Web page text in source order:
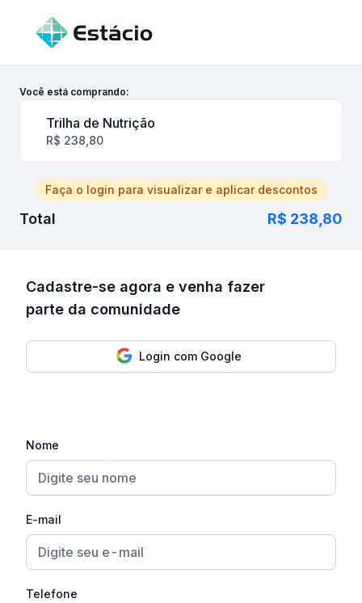
Você está comprando:
Trilha de Nutrição
R$ 238,80
Faça o login para visualizar e aplicar descontos
Total R$ 238,80
Cadastre-se agora e venha fazer
parte da comunidade
Login com Google
Nome
E-mail
Telefone